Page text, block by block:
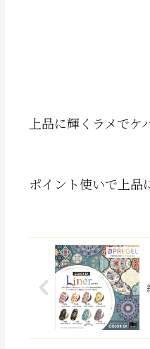
上品に輝くラメで
ポイント使いで上